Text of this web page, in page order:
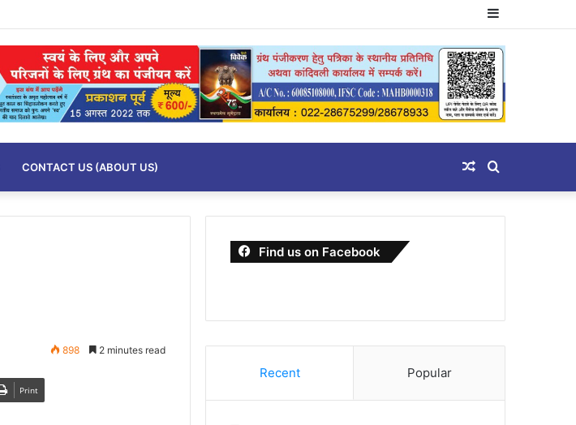
Sidebar
CONTACT US (ABOUT US) Search
for
Random
Article
898 2 minutes read
Print
Find us on Facebook
Recent Popular